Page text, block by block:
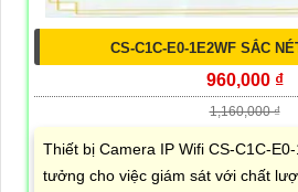
CS-C1C-E0-1E2WF SẮC
960,000 ₫
1,160,000 ₫
Thiết bị Camera IP Wifi CS-C1C-
tưởng cho việc giám sát với chất